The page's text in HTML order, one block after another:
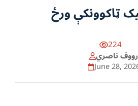
ټاکوونکې ورځ
224
رووف ناصري
June 28,